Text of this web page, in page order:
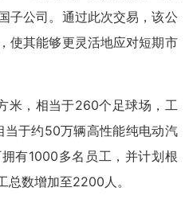
子公司。通过此次交易，该公
使其能够更灵活地应对短期市
米，相当于260个足球场，工
于约50万辆高性能纯电动汽
有1000多名员工，并计划根
总数增加至2200人。